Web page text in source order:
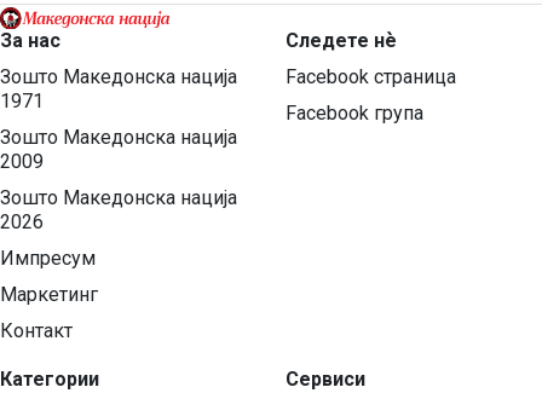
За нас
Зошто Македонска нација
1971
Зошто Македонска нација
2009
Зошто Македонска нација
2026
Импресум
Маркетинг
Контакт
Категории
Следете нѐ
Facebook страница
Facebook група
Сервиси